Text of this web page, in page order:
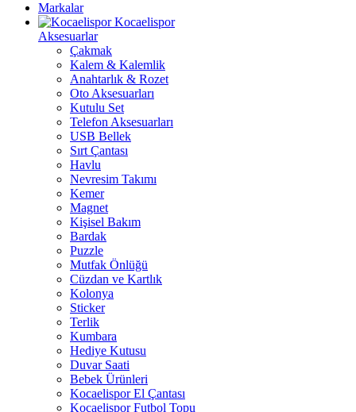
Markalar
Kocaelispor
Aksesuarlar
Çakmak
Kalem & Kalemlik
Anahtarlık & Rozet
Oto Aksesuarları
Kutulu Set
Telefon Aksesuarları
USB Bellek
Sırt Çantası
Havlu
Nevresim Takımı
Kemer
Magnet
Kişisel Bakım
Bardak
Puzzle
Mutfak Önlüğü
Cüzdan ve Kartlık
Kolonya
Sticker
Terlik
Kumbara
Hediye Kutusu
Duvar Saati
Bebek Ürünleri
Kocaelispor El Çantası
Kocaelispor Futbol Topu